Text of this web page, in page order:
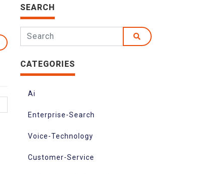
SEARCH
CATEGORIES
Ai
Enterprise-Search
Voice-Technology
Customer-Service